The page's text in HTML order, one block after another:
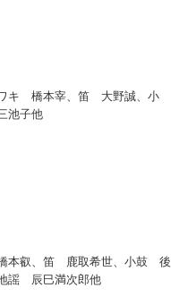
キ 橋本宰、笛 大野誠、小
池子他
本叡、笛 鹿取希世、小鼓 後
謡 辰巳満次郎他